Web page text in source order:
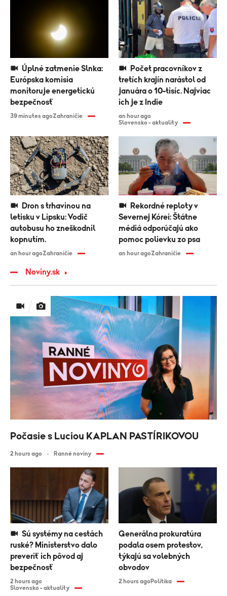
Európska komisia
monitoruje energetickú
bezpečnosť
39 minutes agoZahraničie
tretích krajín narástol od
januára o 10-tisíc. Najviac
ich je z Indie
an hour ago
Slovensko - aktuality
letisku v Lipsku: Vodič
autobusu ho zneškodnil
kopnutím.
an hour agoZahraničie
Severnej Kórei: Štátne
médiá odporúčajú ako
pomoc polievku zo psa
an hour agoZahraničie
Noviny.sk
ruské? Ministerstvo dalo
preveriť ich pôvod aj
bezpečnosť
2 hours ago
Slovensko - aktuality
Generálna prokuratúra
podala osem protestov,
týkajú sa volebných
obvodov
2 hours agoPolitika
Počasie s Luciou KAPLAN PASTÍRIKOVOU
2 hours ago Ranné noviny